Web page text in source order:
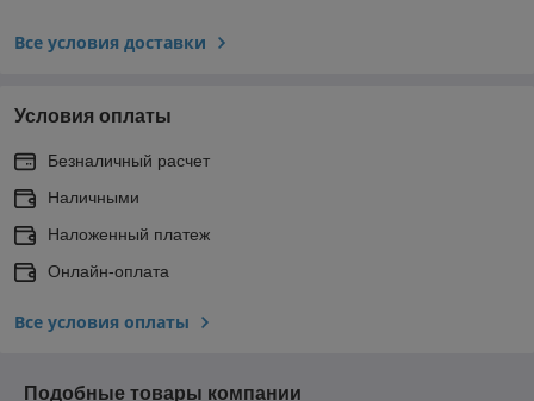
Все условия доставки
Условия оплаты
Безналичный расчет
Наличными
Наложенный платеж
Онлайн-оплата
Все условия оплаты
Подобные товары компании